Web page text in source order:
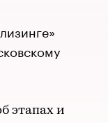
этапах и